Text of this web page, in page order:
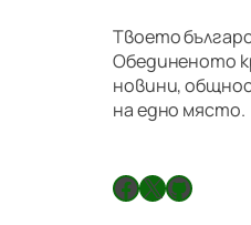
Твоето
Обединеното
новини,
на едно място.
Facebook X GitHub